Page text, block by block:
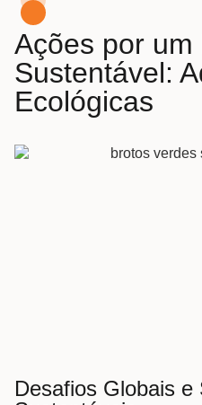
Ações por um
Sustentável:
Ecológicas
Desafios Globais e